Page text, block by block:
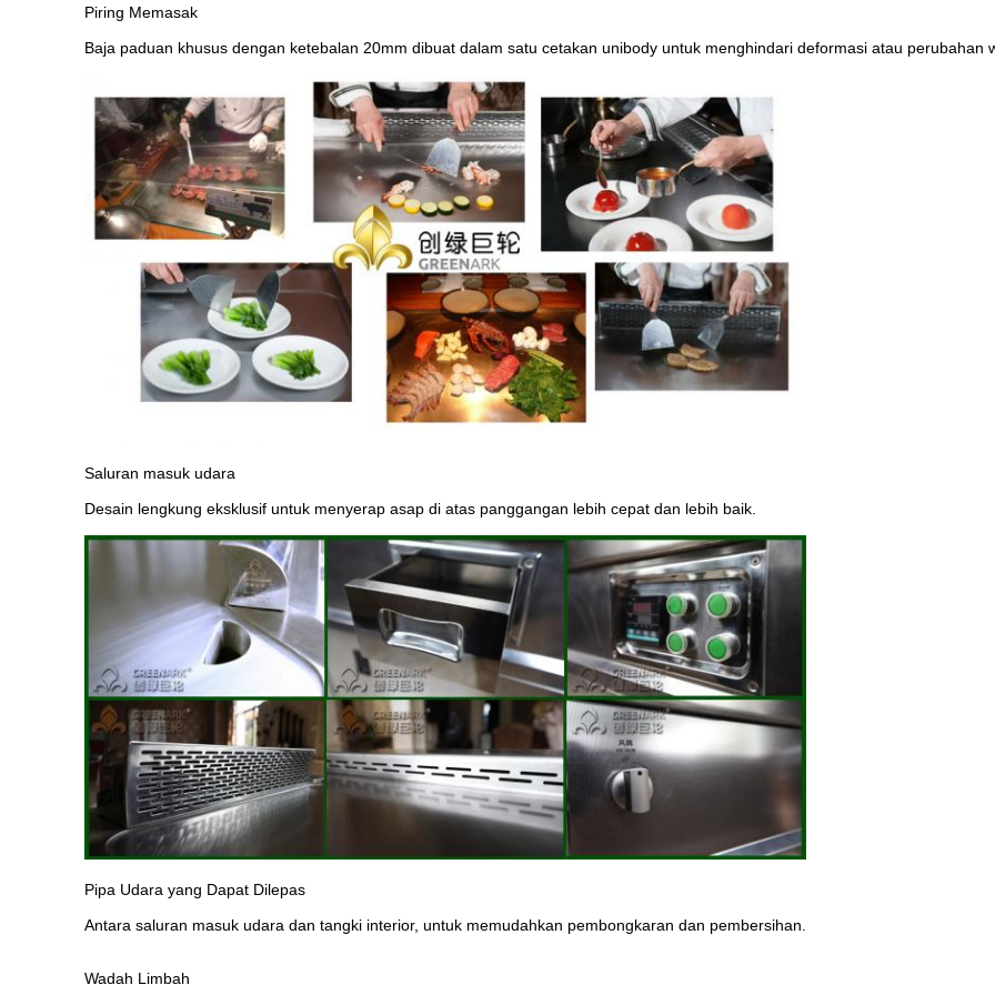
Piring Memasak
Baja paduan khusus dengan ketebalan 20mm dibuat dalam satu cetakan unibody untuk menghindari deformasi atau perubahan
Saluran masuk udara
Desain lengkung eksklusif untuk menyerap asap di atas panggangan lebih cepat dan lebih baik.
Pipa Udara yang Dapat Dilepas
Antara saluran masuk udara dan tangki interior, untuk memudahkan pembongkaran dan pembersihan.
Wadah Limbah